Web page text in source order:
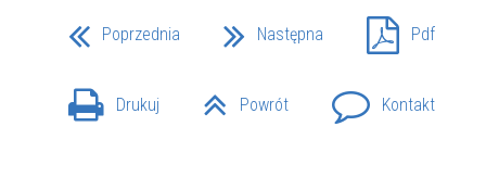
Poprzednia Następna Pdf
Drukuj Powrót Kontakt